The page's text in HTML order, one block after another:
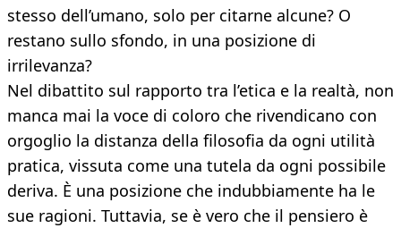
stesso dell’umano, solo per citarne alcune? O
restano sullo sfondo, in una posizione di
irrilevanza?
Nel dibattito sul rapporto tra l’etica e la realtà, non
manca mai la voce di coloro che rivendicano con
orgoglio la distanza della filosofia da ogni utilità
pratica, vissuta come una tutela da ogni possibile
deriva. È una posizione che indubbiamente ha le
sue ragioni. Tuttavia, se è vero che il pensiero è